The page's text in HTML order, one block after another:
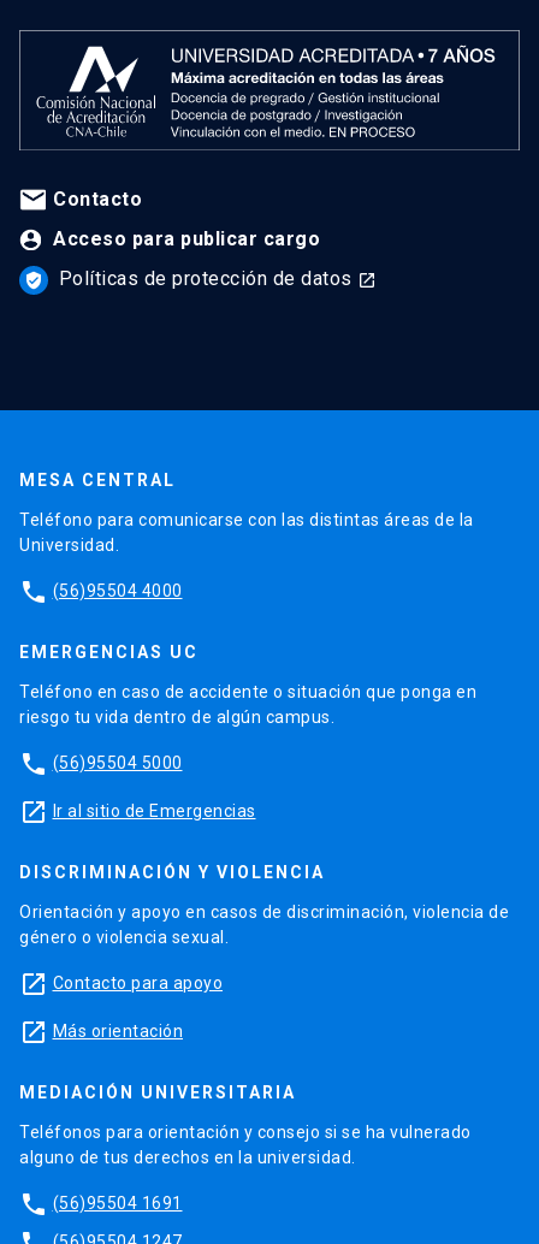
Contacto
Acceso para publicar cargo
verified_user Políticas de protección de datos launch
MESA CENTRAL
Teléfono para comunicarse con las distintas áreas de la
Universidad.
phone (56)95504 4000
EMERGENCIAS UC
Teléfono en caso de accidente o situación que ponga en
riesgo tu vida dentro de algún campus.
phone (56)95504 5000
launch Ir al sitio de Emergencias
DISCRIMINACIÓN Y VIOLENCIA
Orientación y apoyo en casos de discriminación, violencia de
género o violencia sexual.
launch Contacto para apoyo
launch Más orientación
MEDIACIÓN UNIVERSITARIA
Teléfonos para orientación y consejo si se ha vulnerado
alguno de tus derechos en la universidad.
phone (56)95504 1691